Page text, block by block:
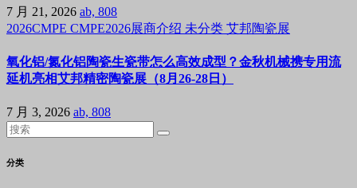
7 月 21, 2026 ab, 808
2026CMPE CMPE2026展商介绍 未分类 艾邦陶瓷展
氧化铝/氮化铝陶瓷生瓷带怎么高效成型？金秋机械携专用流
延机亮相艾邦精密陶瓷展（8月26-28日）
7 月 3, 2026 ab, 808
分类